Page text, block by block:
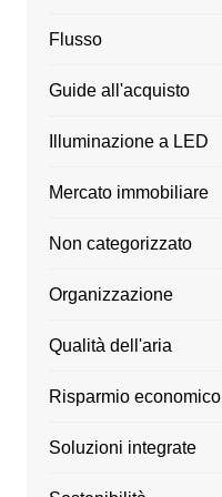
Flusso
Guide all'acquisto
Illuminazione a LED
Mercato immobiliare
Non categorizzato
Organizzazione
Qualità dell'aria
Risparmio economico
Soluzioni integrate